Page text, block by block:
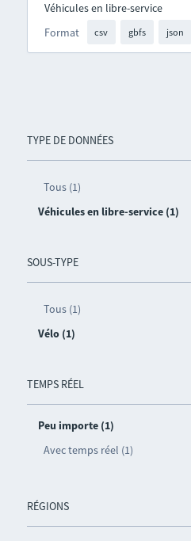
TYPE DE DONNÉES
Tous (1)
Véhicules en libre-service (1)
SOUS-TYPE
Tous (1)
Vélo (1)
TEMPS RÉEL
Peu importe (1)
Avec temps réel (1)
RÉGIONS
Format csv gbfs json
Véhicules en libre-service